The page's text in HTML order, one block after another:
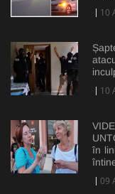
10
10
în
09